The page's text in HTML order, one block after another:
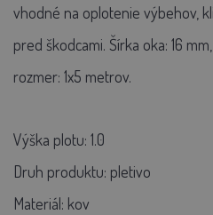
vhodné na oplotenie výbehov,
pred škodcami. Šírka oka: 16
rozmer: 1x5 metrov.
Výška plotu: 1.0
Druh produktu: pletivo
Materiál: kov